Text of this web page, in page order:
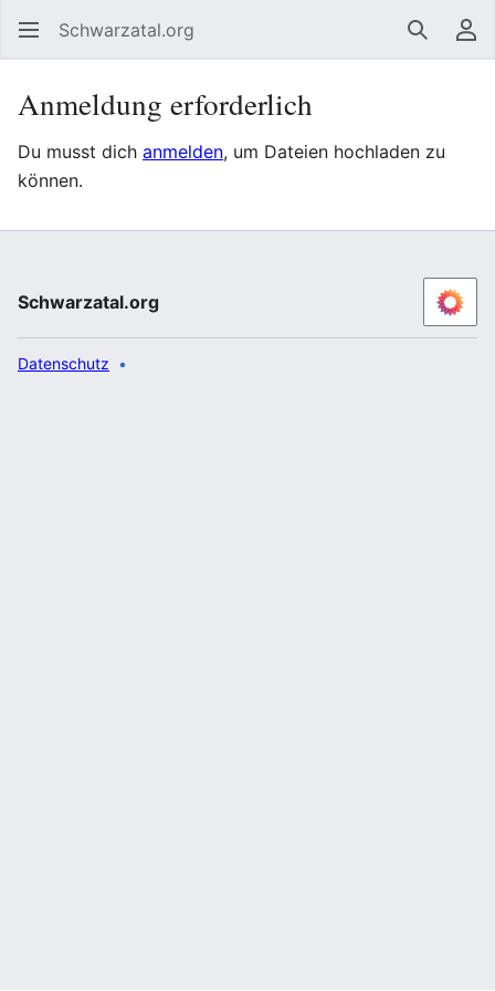
Schwarzatal.org Suchen
Anmeldung erforderlich
Du musst dich anmelden, um Dateien hochladen zu
können.
Schwarzatal.org
Datenschutz